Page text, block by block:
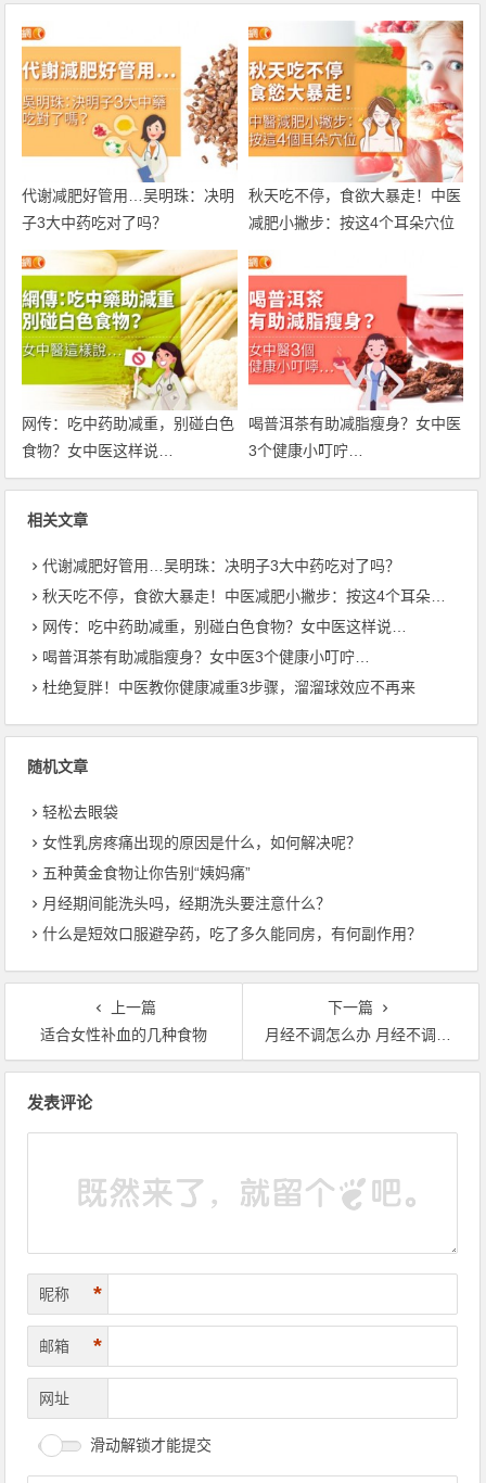
代谢减肥好管用…吴明珠：决明
子3大中药吃对了吗？
秋天吃不停，食欲大暴走！中医
减肥小撇步：按这4个耳朵穴位
网传：吃中药助减重，别碰白色
食物？女中医这样说…
喝普洱茶有助减脂瘦身？女中医
3个健康小叮咛…
相关文章
代谢减肥好管用…吴明珠：决明子3大中药吃对了吗？
秋天吃不停，食欲大暴走！中医减肥小撇步：按这4个耳朵穴位
网传：吃中药助减重，别碰白色食物？女中医这样说…
喝普洱茶有助减脂瘦身？女中医3个健康小叮咛…
杜绝复胖！中医教你健康减重3步骤，溜溜球效应不再来
随机文章
轻松去眼袋
女性乳房疼痛出现的原因是什么，如何解决呢？
五种黄金食物让你告别“姨妈痛”
月经期间能洗头吗，经期洗头要注意什么？
什么是短效口服避孕药，吃了多久能同房，有何副作用？
上一篇
适合女性补血的几种食物
下一篇
月经不调怎么办 月经不调多吃这些食物
发表评论
昵称 *
邮箱 *
网址
滑动解锁才能提交